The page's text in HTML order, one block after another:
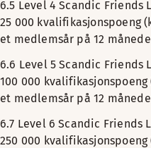
6.5 Level 4 Scandic Friends
25 000 kvalifikasjonspoeng
et medlemsår på 12
6.6 Level 5 Scandic Friends
100 000
et medlemsår på 12
6.7 Level 6 Scandic Friends
250 000